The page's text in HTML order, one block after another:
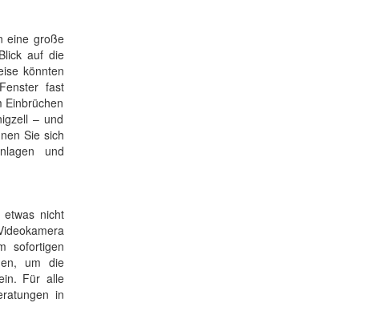
eine große
auf die
könnten
fast
– und
Sie sich
und
nicht
sofortigen
um die
Für alle
in